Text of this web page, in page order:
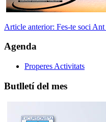
Article anterior: Fes-te soci Ant
Agenda
Properes Activitats
Butlletí del mes